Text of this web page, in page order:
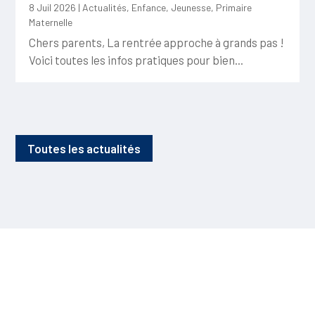
8 Juil 2026 | Actualités, Enfance, Jeunesse, Primaire
Maternelle
Chers parents, La rentrée approche à grands pas !
Voici toutes les infos pratiques pour bien...
Toutes les actualités